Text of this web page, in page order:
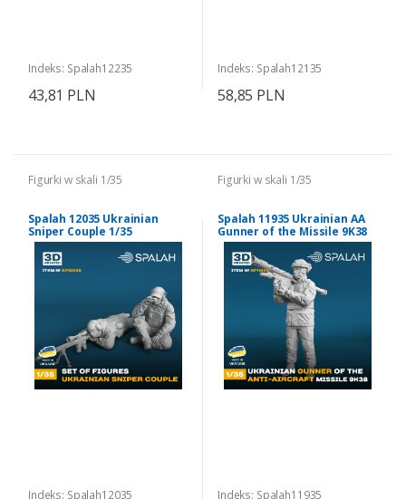
Indeks: Spalah12235
43,81 PLN
Indeks: Spalah12135
58,85 PLN
Figurki w skali 1/35
Spalah 12035 Ukrainian
Sniper Couple 1/35
Indeks: Spalah12035
Figurki w skali 1/35
Spalah 11935 Ukrainian AA
Gunner of the Missile 9K38
1/35
Indeks: Spalah11935